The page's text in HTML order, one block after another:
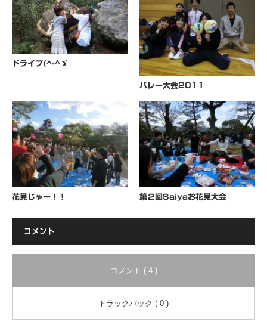
ドライブ(^-^ゞ
バレー大会2011
花見じゃー！！ 第２回Saiyaお花見大会
コメント
コメント ( 4 )
トラックバック ( 0 )